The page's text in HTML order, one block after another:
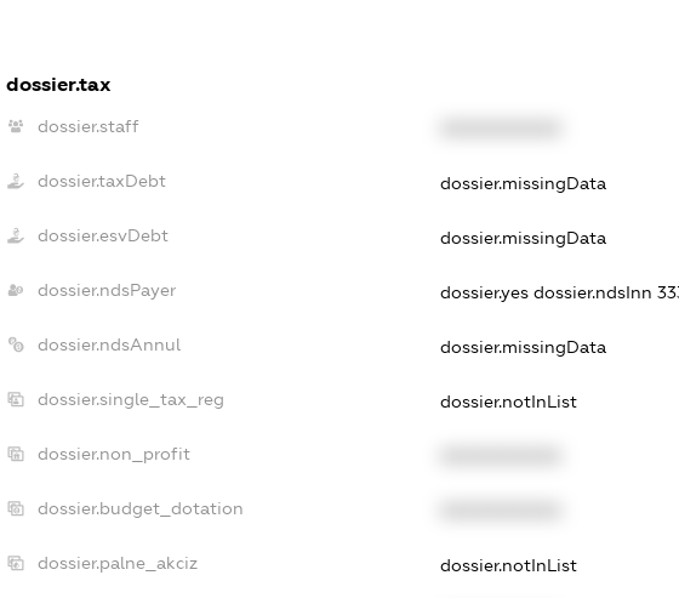
dossier.tax
dossier.staff
dossier.taxDebt dossier.missingData
dossier.esvDebt dossier.missingData
dossier.ndsPayer dossier.yesdossier.ndsInn
dossier.ndsAnnul dossier.missingData
dossier.single_tax_reg dossier.notInList
dossier.non_profit
dossier.budget_dotation
dossier.palne_akciz dossier.notInList